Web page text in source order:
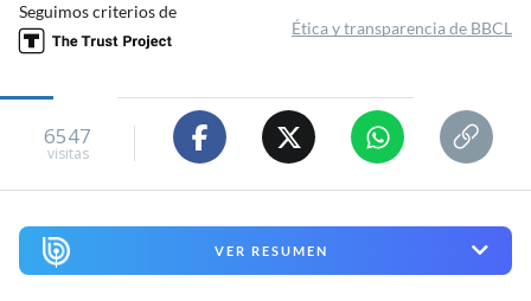
Seguimos criterios de
Ética y transparencia de BBCL
6547
visitas
VER RESUMEN